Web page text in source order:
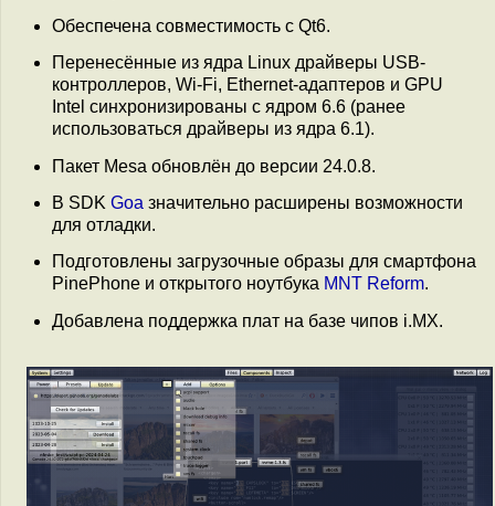
Обеспечена совместимость с Qt6.
Перенесённые из ядра Linux драйверы USB-
контроллеров, Wi-Fi, Ethernet-адаптеров и GPU
Intel синхронизированы с ядром 6.6 (ранее
использоваться драйверы из ядра 6.1).
Пакет Mesa обновлён до версии 24.0.8.
В SDK Goa значительно расширены возможности
для отладки.
Подготовлены загрузочные образы для смартфона
PinePhone и открытого ноутбука MNT Reform.
Добавлена поддержка плат на базе чипов i.MX.